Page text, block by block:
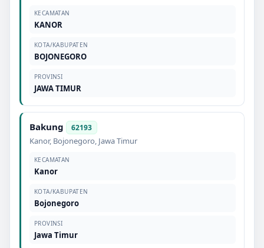
KECAMATAN
KANOR
KOTA/KABUPATEN
BOJONEGORO
PROVINSI
JAWA TIMUR
Bakung 62193
Kanor, Bojonegoro, Jawa Timur
KECAMATAN
Kanor
KOTA/KABUPATEN
Bojonegoro
PROVINSI
Jawa Timur